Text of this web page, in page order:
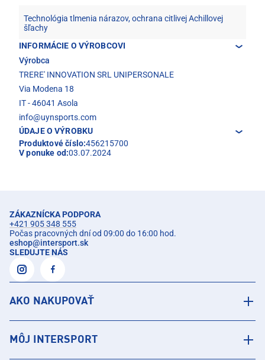
Technológia tlmenia nárazov, ochrana citlivej Achillovej
šľachy
INFORMÁCIE O VÝROBCOVI
Výrobca
TRERE' INNOVATION SRL UNIPERSONALE
Via Modena 18
IT - 46041 Asola
info@uynsports.com
ÚDAJE O VÝROBKU
Produktové číslo:456215700
V ponuke od:03.07.2024
ZÁKAZNÍCKA PODPORA
+421 905 348 555
Počas pracovných dní od 09:00 do 16:00 hod.
eshop@intersport.sk
SLEDUJTE NÁS
AKO NAKUPOVAŤ
MÔJ INTERSPORT